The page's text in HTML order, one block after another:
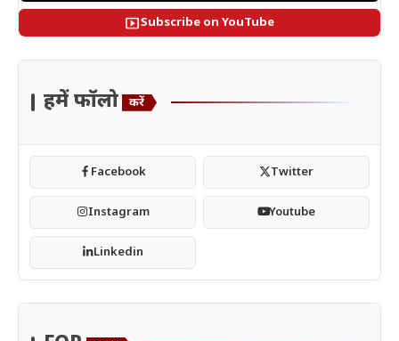
smart_displaySubscribe on YouTube
हमें फॉलो करें
Facebook Twitter
Instagram Youtube
Linkedin